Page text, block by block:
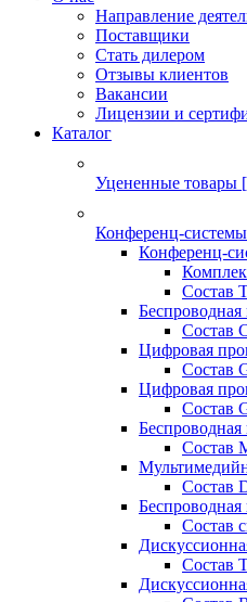
Направление
Поставщики
Стать дилером
Отзывы клиентов
Вакансии
Лицензии и
Каталог
Уцененные товары
Конференц-системы
Конференц-
Состав
Состав
Цифровая
Состав
Цифровая
Состав
Состав
Состав
Состав
Состав